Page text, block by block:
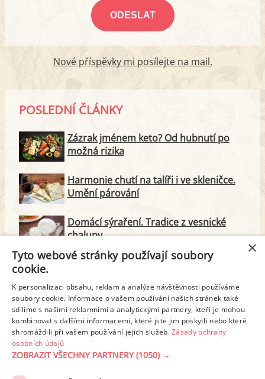
Nové příspěvky mi posílejte na mail.
POSLEDNÍ ČLÁNKY
Zázrak jménem keto? Od hubnutí po
možná rizika
Harmonie chutí na talíři i ve skleničce.
Umění párování
Domácí sýraření. Tradice z vesnické
chalupy
Majonéza jako královna teplé kuchyně
Proteinové svačinky za zlomek ceny.
Vyrobte si je doma
×
Tyto webové stránky používají soubory
cookie.
K personalizaci obsahu, reklam a analýze návštěvnosti používáme
soubory cookie. Informace o vašem používání našich stránek také
sdílíme s našimi reklamními a analytickými partnery, kteří je mohou
kombinovat s dalšími informacemi, které jste jim poskytli nebo které
shromáždili při vašem používání jejich služeb.Zásady ochrany
osobních údajů
ZOBRAZIT VŠECHNY PARTNERY(1050) →